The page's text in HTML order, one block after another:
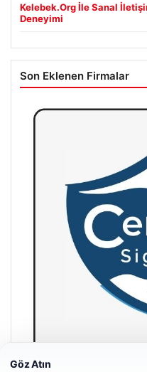
Kelebek.Org İle Sanal
Deneyimi
Son Eklenen Firmalar
Göz Atın